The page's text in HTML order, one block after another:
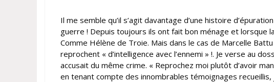
Il me semble qu’il s’agit davantage d’une histoire
guerre ! Depuis toujours ils ont fait bon ménage et lorsque
Comme Hélène de Troie. Mais dans le cas de Marcelle
reprochent « d’intelligence avec l’ennemi » !. Je verse au
accusait du même crime. « Reprochez moi plutôt d’avoir
en tenant compte des innombrables témoignages